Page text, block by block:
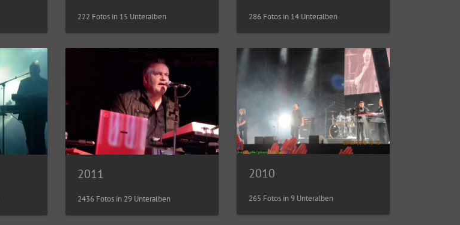
222 Fotos in 15 Unteralben 286 Fotos in 14 Unteralben
2011
2436 Fotos in 29 Unteralben
2010
265 Fotos in 9 Unteralben